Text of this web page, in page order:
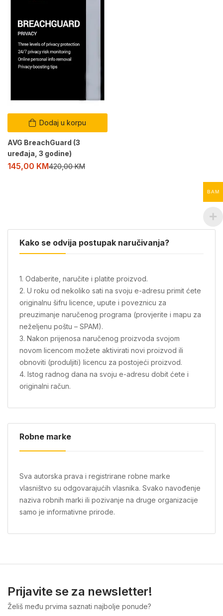
Dodaj u korpu
AVG BreachGuard (3
uređaja, 3 godine)
145,00 KM420,00KM
Kako se odvija postupak naručivanja?
1. Odaberite, naručite i platite proizvod.
2. U roku od nekoliko sati na svoju e-adresu primit ćete
originalnu šifru licence, upute i poveznicu za
preuzimanje naručenog programa (provjerite i mapu za
neželjenu poštu – SPAM).
3. Nakon prijenosa naručenog proizvoda svojom
novom licencom možete aktivirati novi proizvod ili
obnoviti (produljiti) licencu za postojeći proizvod.
4. Istog radnog dana na svoju e-adresu dobit ćete i
originalni račun.
Robne marke
Sva autorska prava i registrirane robne marke
vlasništvo su odgovarajućih vlasnika. Svako navođenje
naziva robnih marki ili pozivanje na druge organizacije
samo je informativne prirode.
Prijavite se za newsletter!
Želiš među prvima saznati najbolje ponude?
BAM